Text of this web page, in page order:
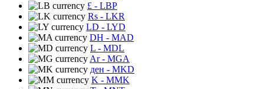
£ - LBP
Rs - LKR
LD - LYD
DH - MAD
L - MDL
Ar- MGA
ден - MKD
K - MMK